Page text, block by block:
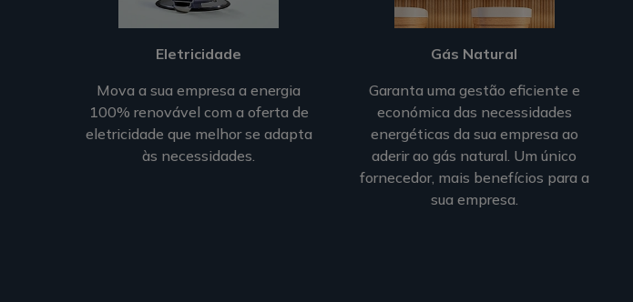
Eletricidade
Mova a sua empresa a energia
100% renovável com a oferta de
eletricidade que melhor se adapta
às necessidades.
Gás Natural
Garanta uma gestão eficiente e
económica das necessidades
energéticas da sua empresa ao
aderir ao gás natural. Um único
fornecedor, mais benefícios para a
sua empresa.